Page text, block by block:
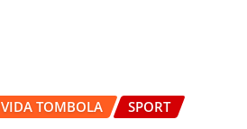
TOMBOLA SPORT